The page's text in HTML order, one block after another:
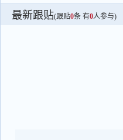
最新跟贴(跟贴0条 有0人参与)